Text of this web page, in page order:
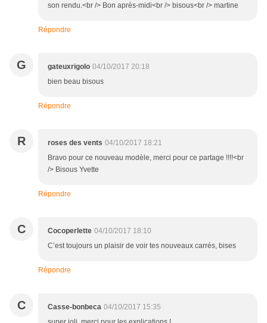
son rendu.<br /> Bon après-midi<br /> bisous<br /> martine
Répondre
G gateuxrigolo 04/10/2017 20:18
bien beau bisous
Répondre
R roses des vents 04/10/2017 18:21
Bravo pour ce nouveau modèle, merci pour ce partage !!!!<br
/> Bisous Yvette
Répondre
C Cocoperlette 04/10/2017 18:10
C’est toujours un plaisir de voir tes nouveaux carrés, bises
Répondre
C Casse-bonbeca 04/10/2017 15:35